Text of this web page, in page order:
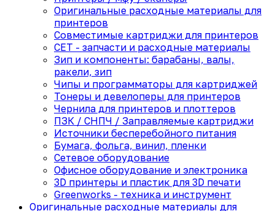
Оригинальные расходные материалы для
принтеров
Совместимые картриджи для принтеров
CET - запчасти и расходные материалы
Зип и компоненты: барабаны, валы,
ракели, зип
Чипы и программаторы для картриджей
Тонеры и девелоперы для принтеров
Чернила для принтеров и плоттеров
ПЗК / СНПЧ / Заправляемые картриджи
Источники бесперебойного питания
Бумага, фольга, винил, пленки
Сетевое оборудование
Офисное оборудование и электроника
3D принтеры и пластик для 3D печати
Greenworks - техника и инструмент
Оригинальные расходные материалы для